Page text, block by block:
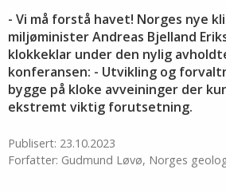
- Vi må forstå havet! Norges nye
miljøminister Andreas Bjelland
klokkeklar under den nylig
konferansen: - Utvikling og
bygge på kloke avveininger der
ekstremt viktig forutsetning.
Publisert: 23.10.2023
Forfatter: Gudmund Løvø, Norges